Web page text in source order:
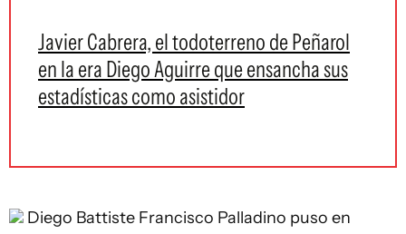
Javier Cabrera, el todoterreno de Peñarol
en la era Diego Aguirre que ensancha sus
estadísticas como asistidor
Diego Battiste Francisco Palladino puso en